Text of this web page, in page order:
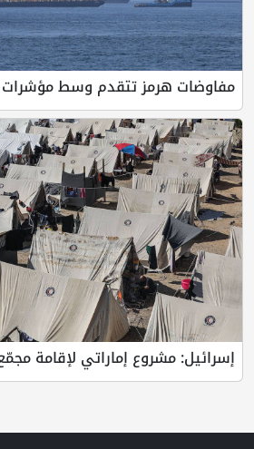
مفاوضات هرمز تتقدم وسط
إسرائيل: مشروع إماراتي لإقامة